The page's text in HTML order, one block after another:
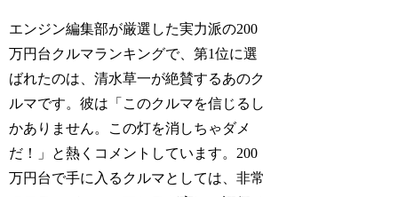
エンジン編集部が厳選した実力派の200
万円台クルマランキングで、第1位に選
ばれたのは、清水草一が絶賛するあのク
ルマです。彼は「このクルマを信じるし
かありません。この灯を消しちゃダメ
だ！」と熱くコメントしています。200
万円台で手に入るクルマとしては、非常